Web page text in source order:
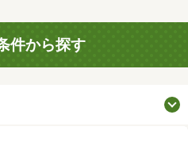
件から探す